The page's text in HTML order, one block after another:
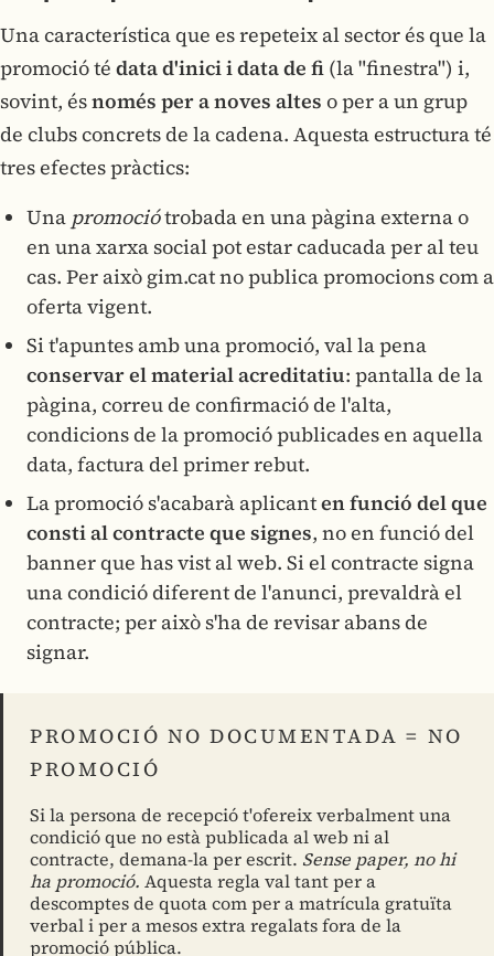
Una característica que es repeteix al sector és que la
promoció té data d'inici i data de fi (la "finestra") i,
sovint, ésnomés per a noves altes o per a un grup
de clubs concrets de la cadena. Aquesta estructura té
tres efectes pràctics:
Una promociótrobada en una pàgina externa o
en una xarxa social pot estar caducada per al teu
cas. Per això gim.cat no publica promocions com a
oferta vigent.
Si t'apuntes amb una promoció, val la pena
conservar el material acreditatiu: pantalla de la
pàgina, correu de confirmació de l'alta,
condicions de la promoció publicades en aquella
data, factura del primer rebut.
La promoció s'acabarà aplicanten funció del que
consti al contracte que signes, no en funció del
banner que has vist al web. Si el contracte signa
una condició diferent de l'anunci, prevaldrà el
contracte; per això s'ha de revisar abans de
signar.
PROMOCIÓ NO DOCUMENTADA = NO
PROMOCIÓ
Si la persona de recepció t'ofereix verbalment una
condició que no està publicada al web ni al
contracte, demana-la per escrit. Sense paper, no hi
ha promoció. Aquesta regla val tant per a
descomptes de quota com per a matrícula gratuïta
verbal i per a mesos extra regalats fora de la
promoció pública.